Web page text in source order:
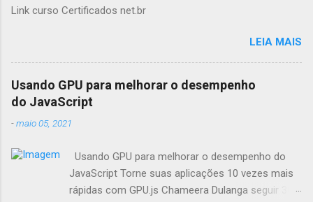
Link curso Certificados net.br
LEIA MAIS
Usando GPU para melhorar o desempenho
do JavaScript
-maio 05, 2021
Usando GPU para melhorar o desempenho do
JavaScript Torne suas aplicações 10 vezes mais
rápidas com GPU.js Chameera Dulanga seguir 30